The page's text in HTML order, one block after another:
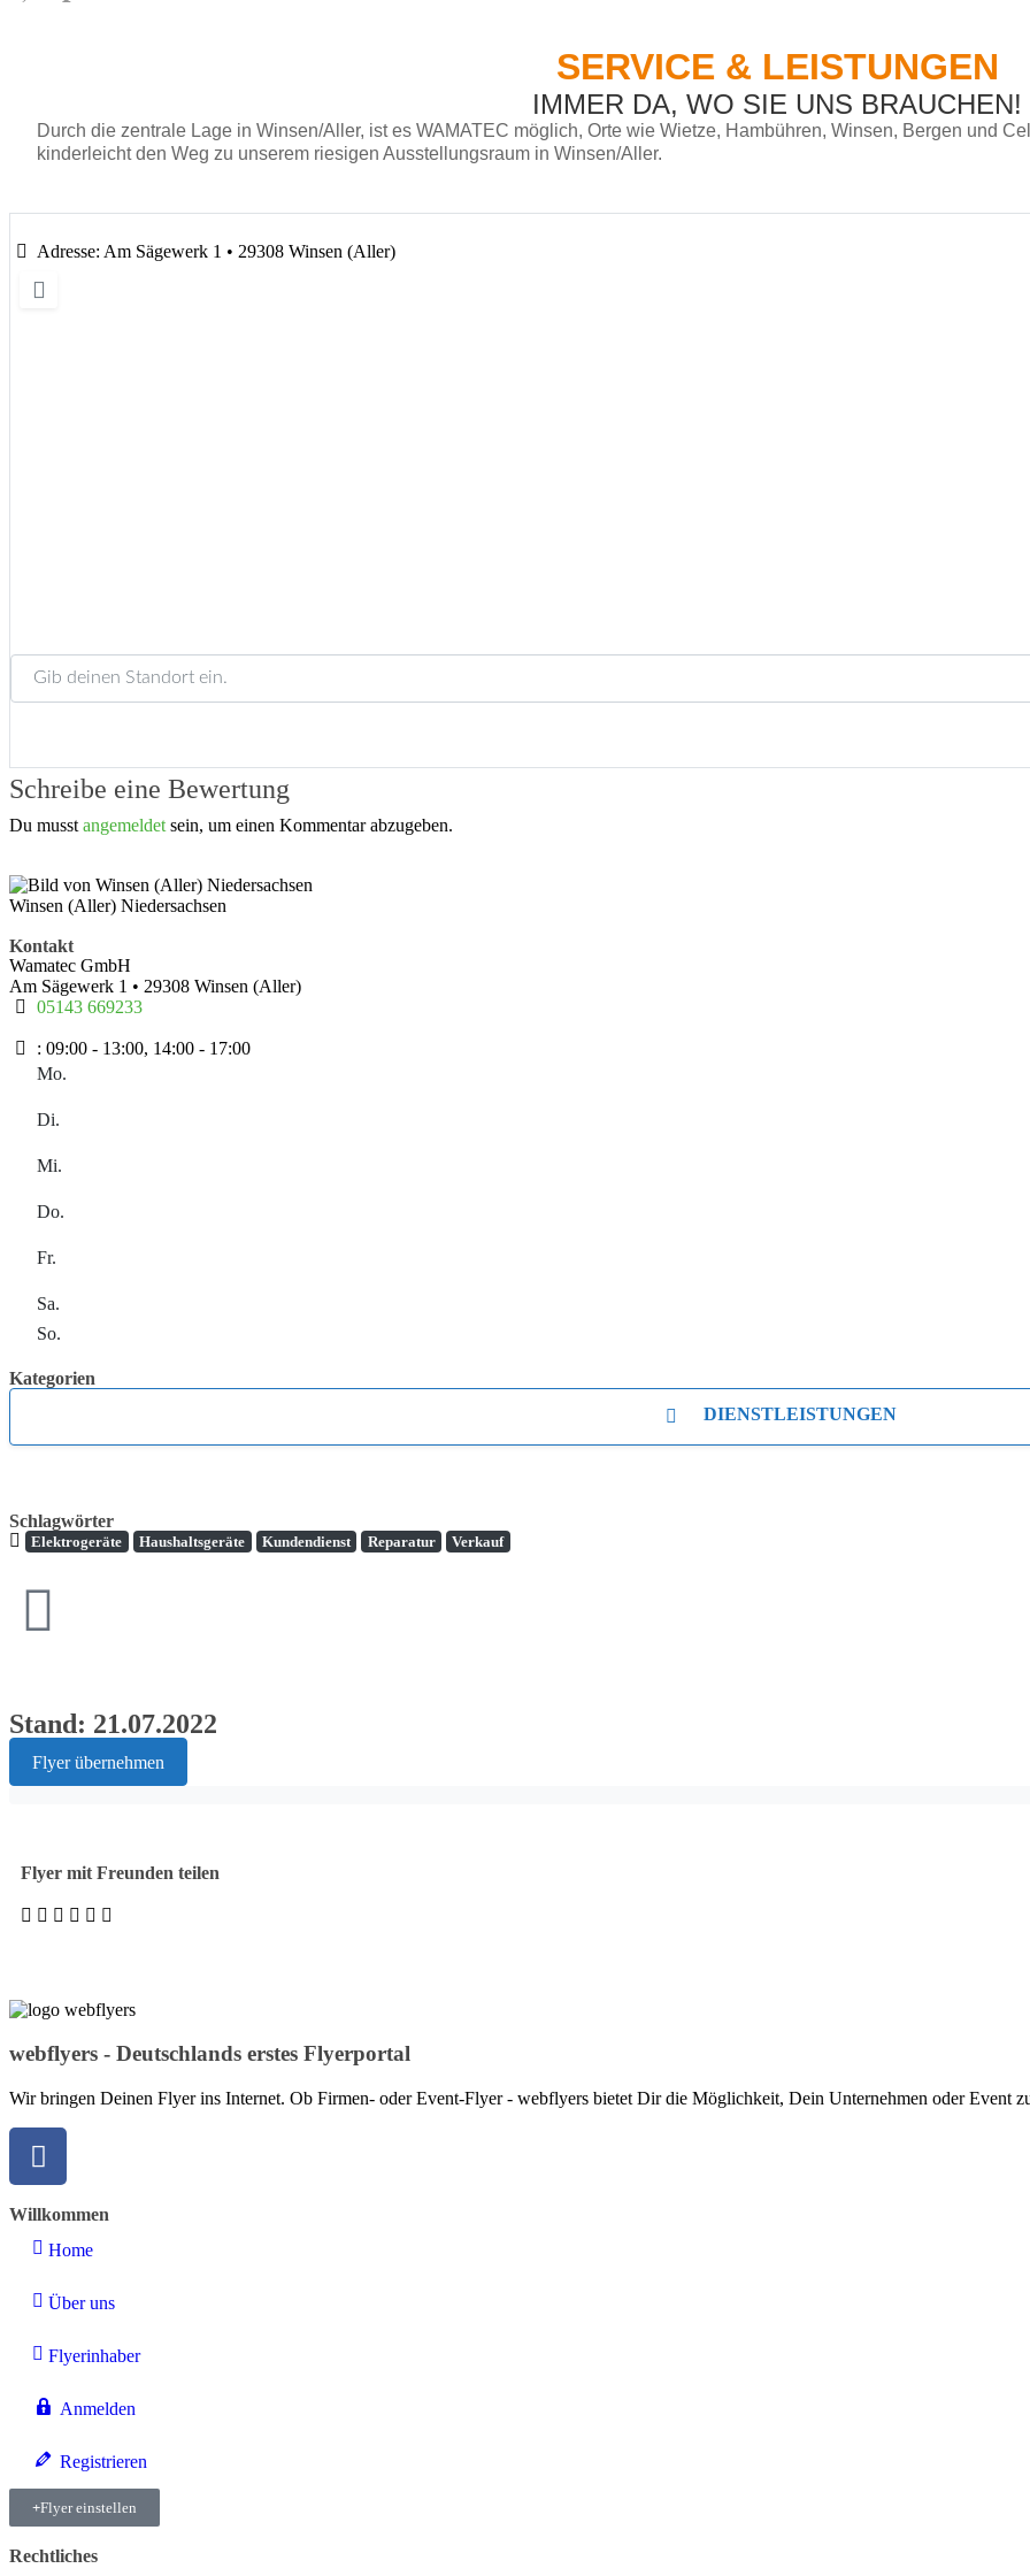
SERVICE & LEISTUNGEN
IMMER DA, WO SIE UNS BRAUCHEN!
Durch die zentrale Lage in Winsen/Aller, ist es WAMATEC möglich, Orte wie Wietze, Hambühren, Winsen, Bergen und
kinderleicht den Weg zu unserem riesigen Ausstellungsraum in Winsen/Aller.
Adresse: Am Sägewerk 1 • 29308 Winsen (Aller)
Gib deinen Standort ein.
Schreibe eine Bewertung
Du musst angemeldet sein, um einen Kommentar abzugeben.
Winsen (Aller) Niedersachsen
Kontakt
Wamatec GmbH
Am Sägewerk 1 • 29308 Winsen (Aller)
05143 669233
: 09:00 - 13:00, 14:00 - 17:00
Mo.
Di.
Mi.
Do.
Fr.
Sa.
So.
Kategorien
DIENSTLEISTUNGEN
Schlagwörter
Elektrogeräte Haushaltsgeräte Kundendienst Reparatur Verkauf
Stand: 21.07.2022
Flyer übernehmen
Flyer mit Freunden teilen
webflyers - Deutschlands erstes Flyerportal
Wir bringen Deinen Flyer ins Internet. Ob Firmen- oder Event-Flyer - webflyers bietet Dir die Möglichkeit, Dein Unternehmen oder Event
Willkommen
Home
Über uns
Flyerinhaber
Anmelden
Registrieren
Flyer einstellen
Rechtliches